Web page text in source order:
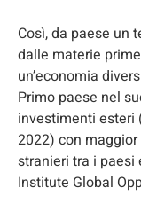
Così, da paese un
dalle materie
un’economia
Primo paese nel
investimenti esteri
2022) con
stranieri tra i paesi
Institute Global